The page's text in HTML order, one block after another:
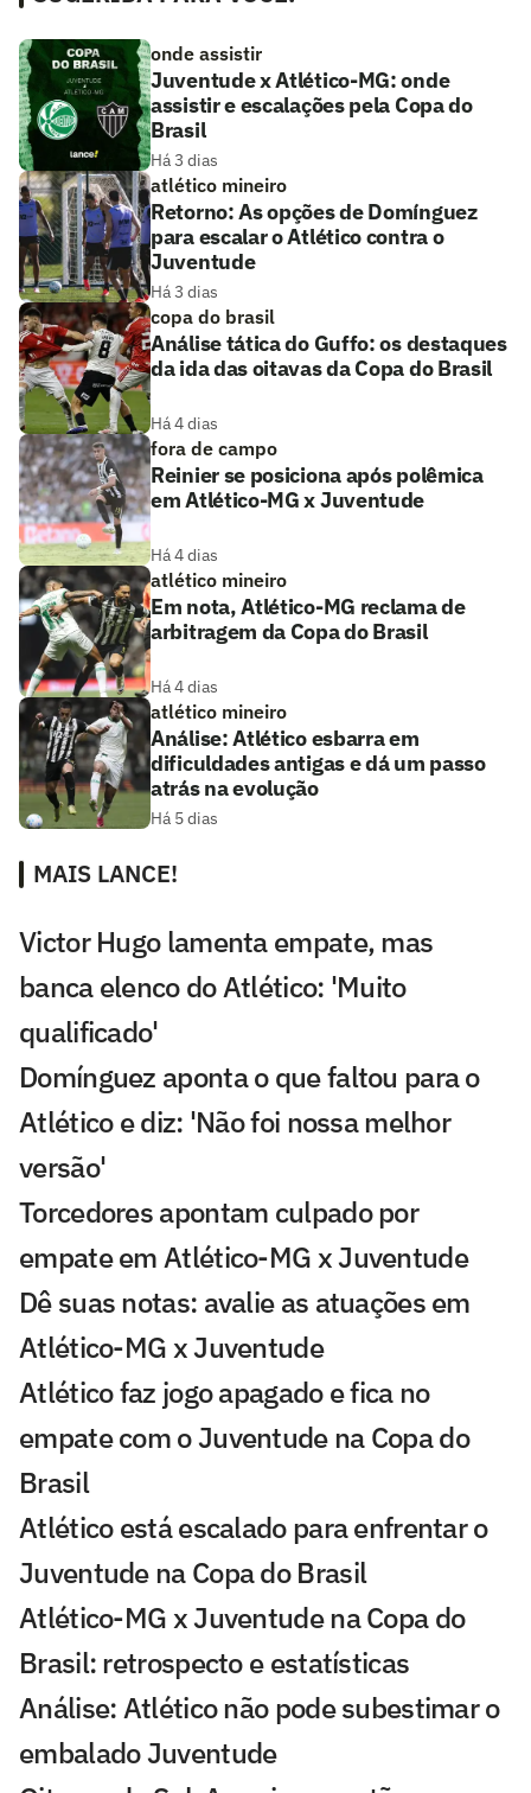
onde assistir
Juventude x Atlético-MG: onde
assistir e escalações pela Copa do
Brasil
Há 3 dias
atlético mineiro
Retorno: As opções de Domínguez
para escalar o Atlético contra o
Juventude
Há 3 dias
copa do brasil
Análise tática do Guffo: os destaques
da ida das oitavas da Copa do Brasil
Há 4 dias
fora de campo
Reinier se posiciona após polêmica
em Atlético-MG x Juventude
Há 4 dias
atlético mineiro
Em nota, Atlético-MG reclama de
arbitragem da Copa do Brasil
Há 4 dias
atlético mineiro
Análise: Atlético esbarra em
dificuldades antigas e dá um passo
atrás na evolução
Há 5 dias
MAIS LANCE!
Victor Hugo lamenta empate, mas
banca elenco do Atlético: 'Muito
qualificado'
Domínguez aponta o que faltou para o
Atlético e diz: 'Não foi nossa melhor
versão'
Torcedores apontam culpado por
empate em Atlético-MG x Juventude
Dê suas notas: avalie as atuações em
Atlético-MG x Juventude
Atlético faz jogo apagado e fica no
empate com o Juventude na Copa do
Brasil
Atlético está escalado para enfrentar o
Juventude na Copa do Brasil
Atlético-MG x Juventude na Copa do
Brasil: retrospecto e estatísticas
Análise: Atlético não pode subestimar o
embalado Juventude